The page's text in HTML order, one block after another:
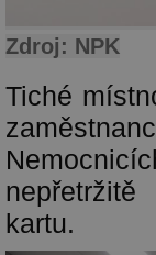
Zdroj: NPK
Tiché
kartu.